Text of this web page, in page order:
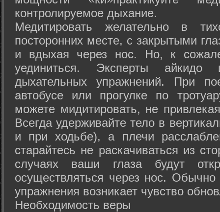
контролируемое дыхание.
Медитировать желательно в
посторонних месте, с закрытыми
и вдыхая через нос. Но, к
уединиться. Эксперты айкидо
дыхательных упражнений. При
автобусе или прогулке по
можете мидитировать, не
Всегда удерживайте тело в
и при ходьбе), а плечи
старайтесь не раскачиваться из
случаях ваши глаза будут
осуществляться через нос. Обычно
упражнения возникает чувство
Необходимость веры